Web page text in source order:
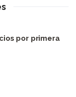
por primera